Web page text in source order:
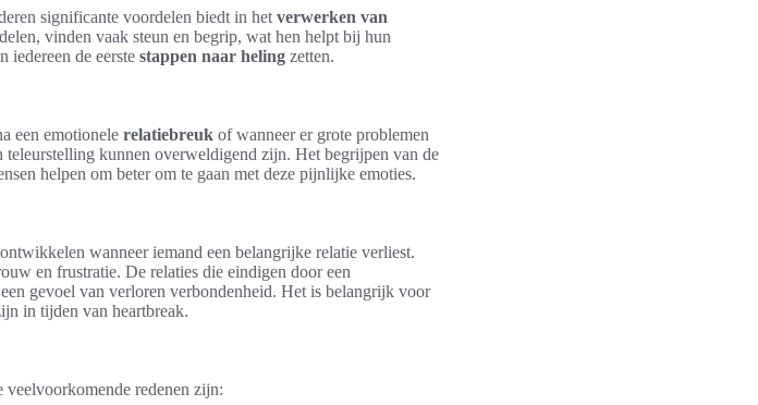
significante voordelen biedt in het verwerken van
vinden vaak steun en begrip, wat hen helpt bij hun
iedereen de eerste stappen naar heling zetten.
een emotionele relatiebreuk of wanneer er grote problemen
kunnen overweldigend zijn. Het begrijpen van de
helpen om beter om te gaan met deze pijnlijke emoties.
wanneer iemand een belangrijke relatie verliest.
en frustratie. De relaties die eindigen door een
gevoel van verloren verbondenheid. Het is belangrijk voor
in tijden van heartbreak.
redenen zijn: